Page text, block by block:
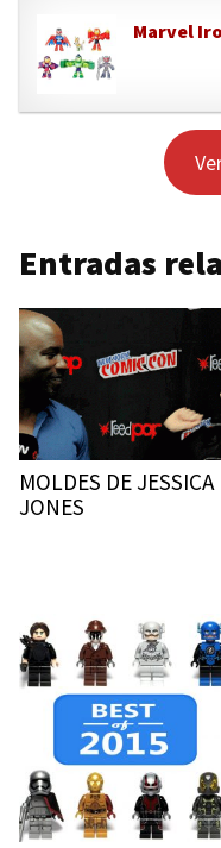
Entradas
MOLDES DE JESSICA
JONES